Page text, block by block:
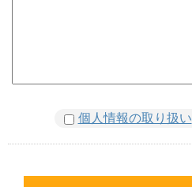
個人情報の取り扱い